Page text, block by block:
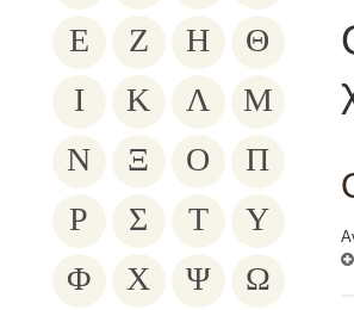
Ε
Ζ Η
Θ
Ι
Κ Λ
Μ
Ν
Ξ Ο
Π
Ρ
Σ Τ
Υ
Φ
Χ Ψ Ω